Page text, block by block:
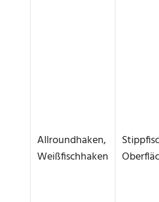
Allroundhaken,
Weißfischhaken